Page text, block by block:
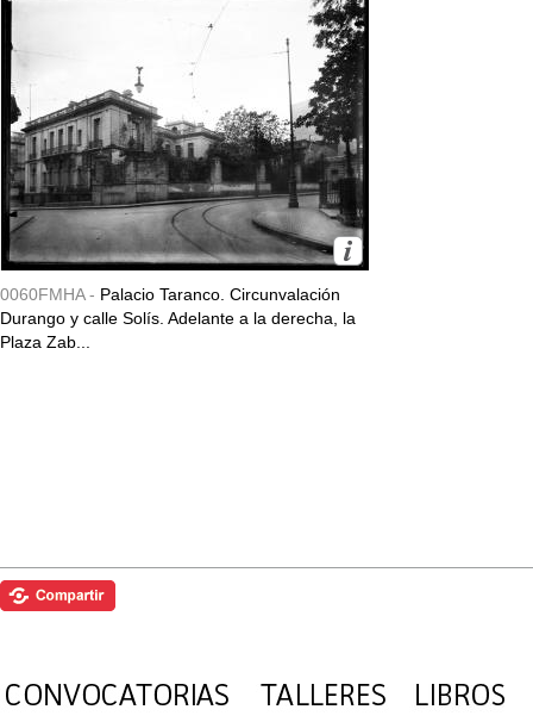
0060FMHA - Palacio Taranco. Circunvalación
Durango y calle Solís. Adelante a la derecha, la
Plaza Zab...